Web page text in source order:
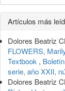
Detalles
del
artículo
Artículos más
Dolores Beatriz
FLOWERS,
Textbook ,
serie, año XXII,
Dolores Beatriz